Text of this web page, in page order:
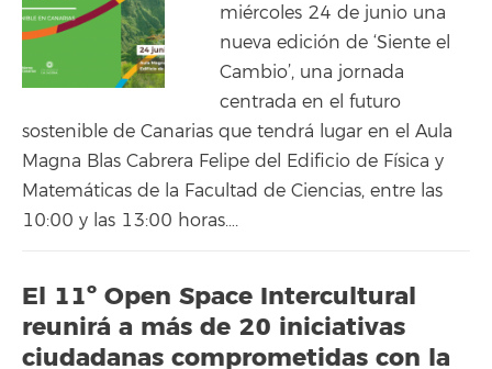
miércoles 24 de junio una
nueva edición de ‘Siente el
Cambio’, una jornada
centrada en el futuro
sostenible de Canarias que tendrá lugar en el Aula
Magna Blas Cabrera Felipe del Edificio de Física y
Matemáticas de la Facultad de Ciencias, entre las
10:00 y las 13:00 horas….
El 11º Open Space Intercultural
reunirá a más de 20 iniciativas
ciudadanas comprometidas con la